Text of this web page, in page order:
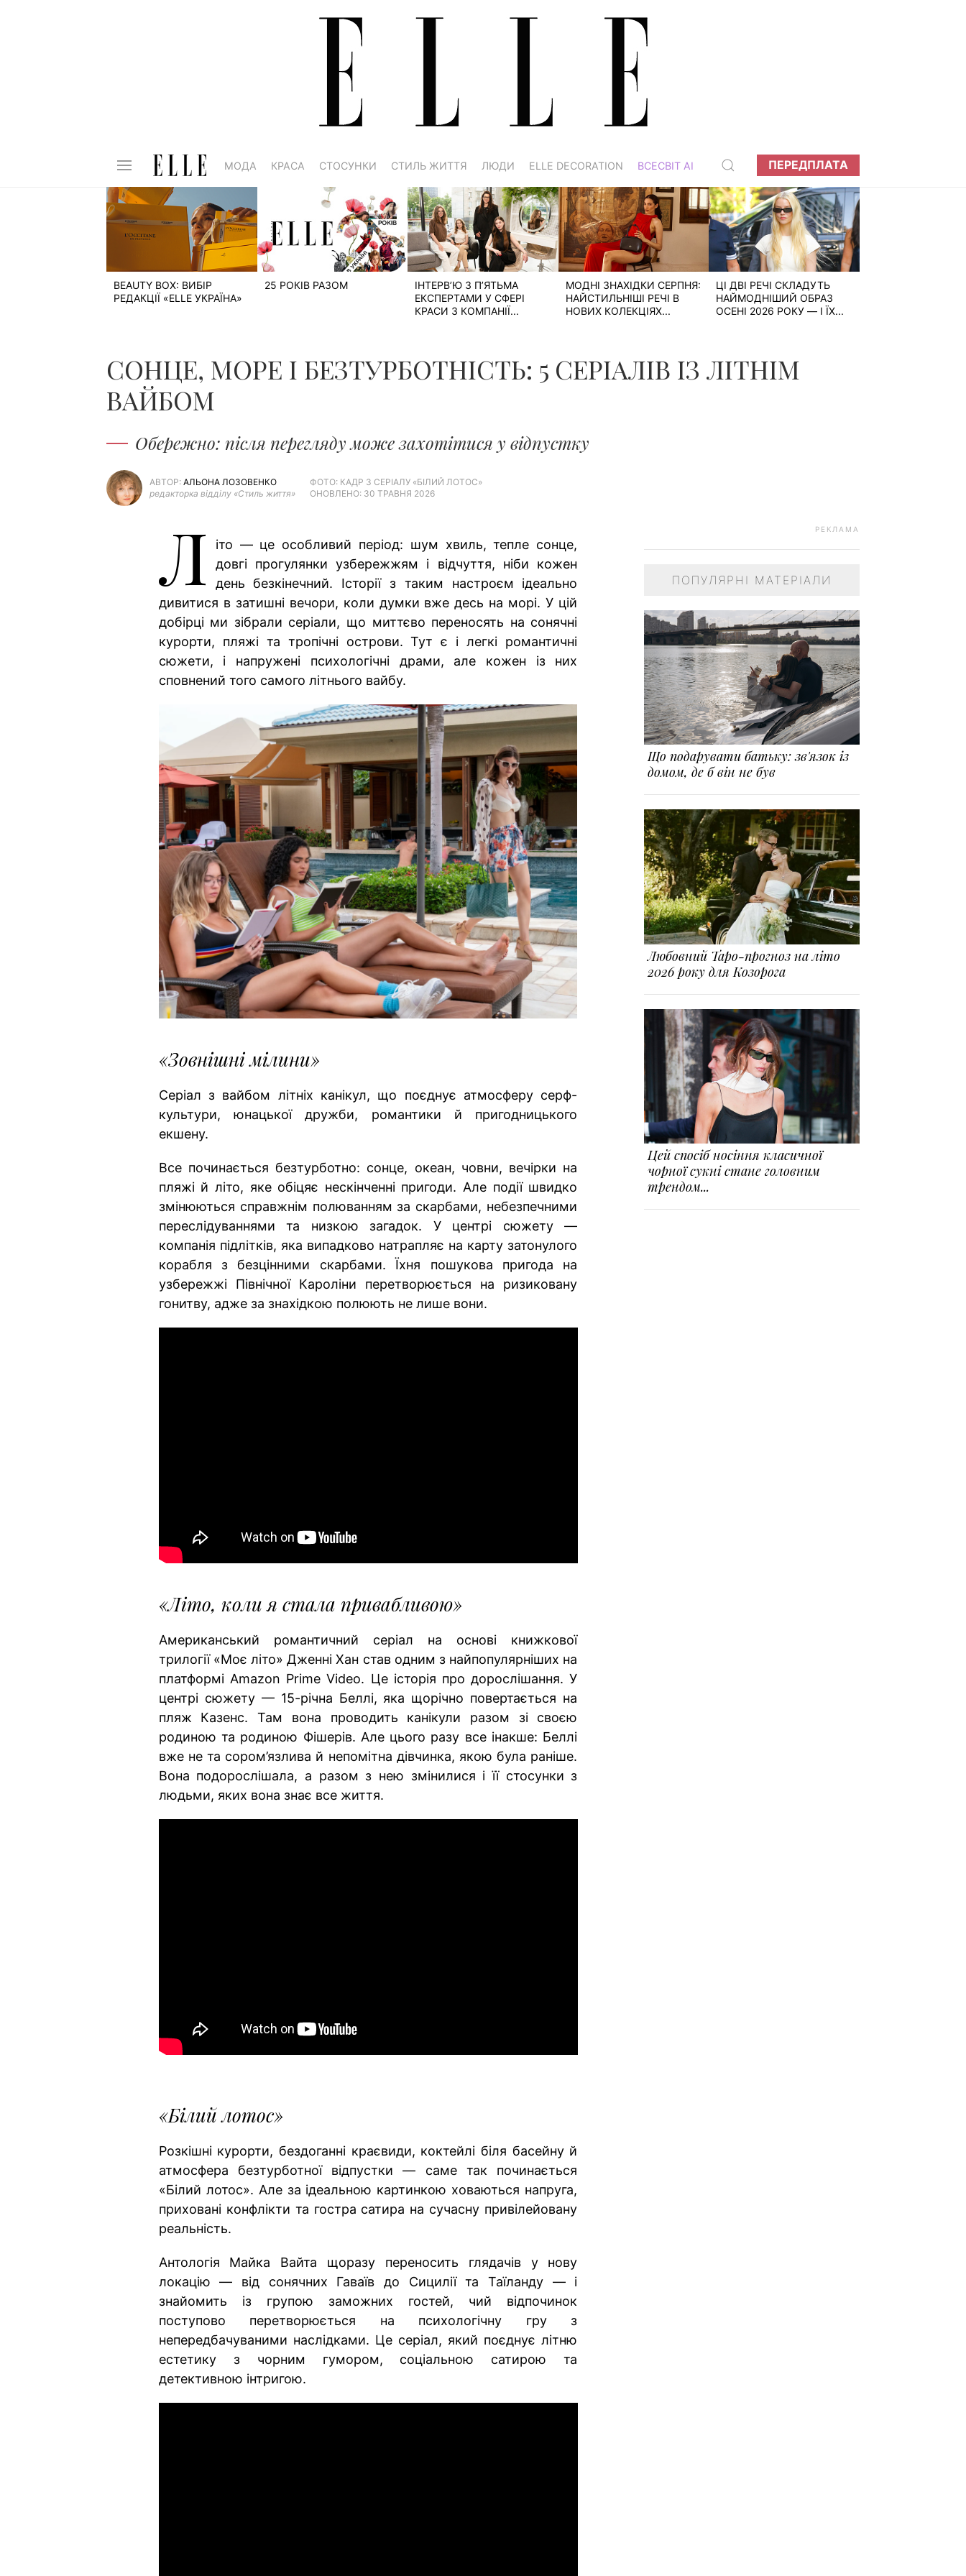
МОДА КРАСА СТОСУНКИ СТИЛЬ ЖИТТЯ ЛЮДИ ELLE DECORATION ВСЕСВІТ АІ ПЕРЕДПЛАТА
BEAUTY BOX: ВИБІР
РЕДАКЦІЇ «ELLE УКРАЇНА»
25 РОКІВ РАЗОМ
ІНТЕРВ’Ю З П’ЯТЬМА
ЕКСПЕРТАМИ У СФЕРІ
КРАСИ З КОМПАНІЇ...
МОДНІ ЗНАХІДКИ СЕРПНЯ:
НАЙСТИЛЬНІШІ РЕЧІ В
НОВИХ КОЛЕКЦІЯХ...
ЦІ ДВІ РЕЧІ СКЛАДУТЬ
НАЙМОДНІШИЙ ОБРАЗ
ОСЕНІ 2026 РОКУ — І ЇХ...
СОНЦЕ, МОРЕ І БЕЗТУРБОТНІСТЬ: 5 СЕРІАЛІВ ІЗ ЛІТНІМ
ВАЙБОМ
Обережно: після перегляду може захотітися у відпустку
АВТОР: АЛЬОНА ЛОЗОВЕНКО
редакторка відділу «Стиль життя»
ФОТО: КАДР З СЕРІАЛУ «БІЛИЙ ЛОТОС»
ОНОВЛЕНО: 30 ТРАВНЯ 2026
Л
іто — це особливий період: шум хвиль, тепле сонце,
довгі прогулянки узбережжям і відчуття, ніби кожен
день безкінечний. Історії з таким настроєм ідеально
дивитися в затишні вечори, коли думки вже десь на морі. У цій
добірці ми зібрали серіали, що миттєво переносять на сонячні
курорти, пляжі та тропічні острови. Тут є і легкі романтичні
сюжети, і напружені психологічні драми, але кожен із них
сповнений того самого літнього вайбу.
«Зовнішні мілини»
Серіал з вайбом літніх канікул, що поєднує атмосферу серф-
культури, юнацької дружби, романтики й пригодницького
екшену.
Все починається безтурботно: сонце, океан, човни, вечірки на
пляжі й літо, яке обіцяє нескінченні пригоди. Але події швидко
змінюються справжнім полюванням за скарбами, небезпечними
переслідуваннями та низкою загадок. У центрі сюжету —
компанія підлітків, яка випадково натрапляє на карту затонулого
корабля з безцінними скарбами. Їхня пошукова пригода на
узбережжі Північної Кароліни перетворюється на ризиковану
гонитву, адже за знахідкою полюють не лише вони.
«Літо, коли я стала привабливою»
Американський романтичний серіал на основі книжкової
трилогії «Моє літо» Дженні Хан став одним з найпопулярніших на
платформі Amazon Prime Video. Це історія про дорослішання. У
центрі сюжету — 15-річна Беллі, яка щорічно повертається на
пляж Казенс. Там вона проводить канікули разом зі своєю
родиною та родиною Фішерів. Але цього разу все інакше: Беллі
вже не та сором’язлива й непомітна дівчинка, якою була раніше.
Вона подорослішала, а разом з нею змінилися і її стосунки з
людьми, яких вона знає все життя.
«Білий лотос»
Розкішні курорти, бездоганні краєвиди, коктейлі біля басейну й
атмосфера безтурботної відпустки — саме так починається
«Білий лотос». Але за ідеальною картинкою ховаються напруга,
приховані конфлікти та гостра сатира на сучасну привілейовану
реальність.
Антологія Майка Вайта щоразу переносить глядачів у нову
локацію — від сонячних Гаваїв до Сицилії та Таїланду — і
знайомить із групою заможних гостей, чий відпочинок
поступово перетворюється на психологічну гру з
непередбачуваними наслідками. Це серіал, який поєднує літню
естетику з чорним гумором, соціальною сатирою та
детективною інтригою.
РЕКЛАМА
ПОПУЛЯРНІ МАТЕРІАЛИ
Що подарувати батьку: зв'язок із
домом, де б він не був
Любовний Таро-прогноз на літо
2026 року для Козорога
Цей спосіб носіння класичної
чорної сукні стане головним
трендом...